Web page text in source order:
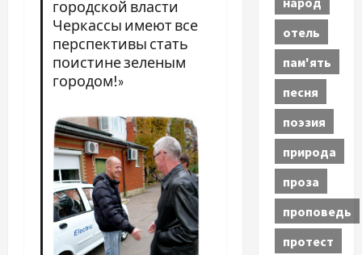
городской власти
Черкассы имеют все
перспективы стать
поистине зеленым
городом!»
отель
пам'ять
песня
поэзия
природа
проза
проповедь
протест